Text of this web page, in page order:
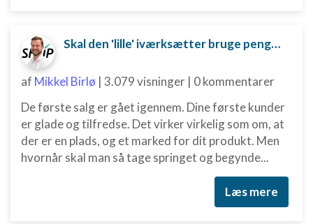
Skal den 'lille' iværksætter bruge penge på digital marketing?
af Mikkel Birlø | 3.079 visninger | 0 kommentarer
De første salg er gået igennem. Dine første kunder
er glade og tilfredse. Det virker virkelig som om, at
der er en plads, og et marked for dit produkt. Men
hvornår skal man så tage springet og begynde...
Læs mere